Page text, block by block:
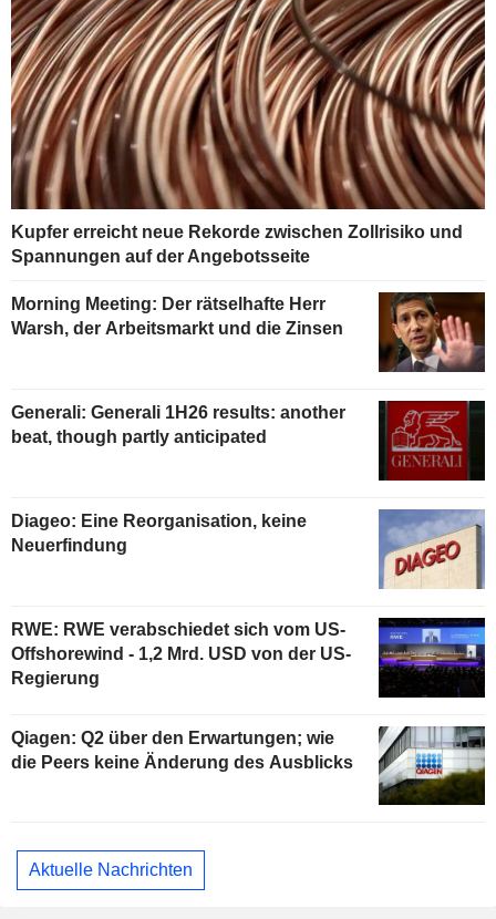
Kupfer erreicht neue Rekorde zwischen Zollrisiko und
Spannungen auf der Angebotsseite
Morning Meeting: Der rätselhafte Herr
Warsh, der Arbeitsmarkt und die Zinsen
Generali: Generali 1H26 results: another
beat, though partly anticipated
Diageo: Eine Reorganisation, keine
Neuerfindung
RWE: RWE verabschiedet sich vom US-
Offshorewind - 1,2 Mrd. USD von der US-
Regierung
Qiagen: Q2 über den Erwartungen; wie
die Peers keine Änderung des Ausblicks
Aktuelle Nachrichten